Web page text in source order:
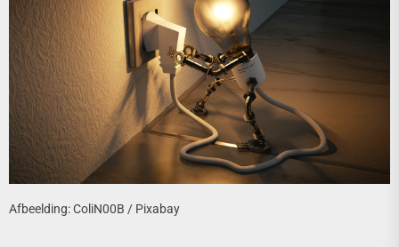
Afbeelding: ColiN00B / Pixabay